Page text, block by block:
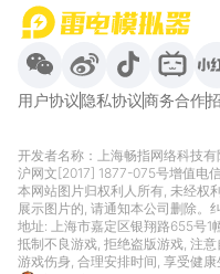
用户协议隐私协议商务合作
开发者名称：上海畅指网络科技有
沪网文[2017] 1877-075号增值电
本网站图片归权利人所有, 未经权
展示图片的, 请通知本公司删除。
地址: 上海市嘉定区银翔路655号1
抵制不良游戏, 拒绝盗版游戏, 注
游戏伤身, 合理安排时间, 享受健
首页
微信
微博 抖音 哔哩哔哩